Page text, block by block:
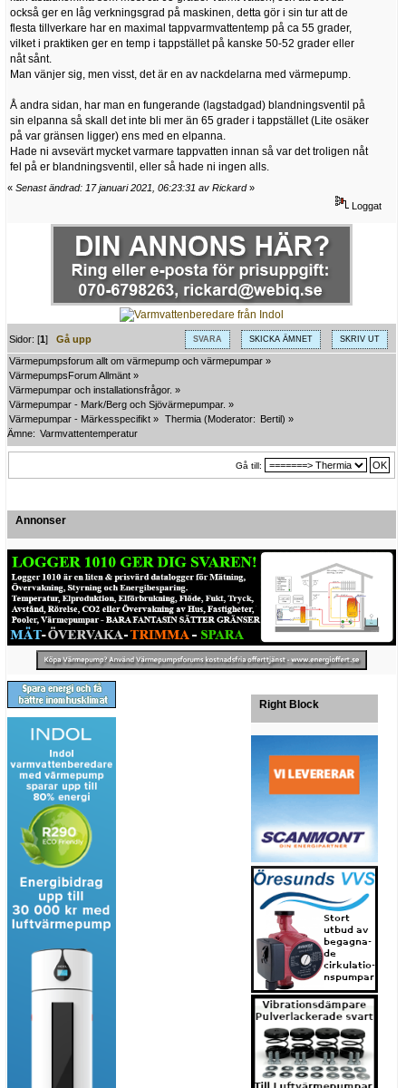
också ger en låg verkningsgrad på maskinen, detta gör i sin tur att de
flesta tillverkare har en maximal tappvarmvattentemp på ca 55 grader,
vilket i praktiken ger en temp i tappstället på kanske 50-52 grader eller
nåt sånt.
Man vänjer sig, men visst, det är en av nackdelarna med värmepump.
Å andra sidan, har man en fungerande (lagstadgad) blandningsventil på
sin elpanna så skall det inte bli mer än 65 grader i tappstället (Lite osäker
på var gränsen ligger) ens med en elpanna.
Hade ni avsevärt mycket varmare tappvatten innan så var det troligen nåt
fel på er blandningsventil, eller så hade ni ingen alls.
« Senast ändrad: 17 januari 2021, 06:23:31 av Rickard»
Loggat
SVARA SKICKA ÄMNET SKRIV UT
Sidor: [1]Gå upp
Värmepumpsforum allt om värmepump och värmepumpar »
VärmepumpsForum Allmänt »
Värmepumpar och installationsfrågor. »
Värmepumpar - Mark/Berg och Sjövärmepumpar. »
Värmepumpar - Märkesspecifikt » Thermia (Moderator: Bertil) »
Ämne: Varmvattentemperatur
Gå till:
Annonser
Right Block